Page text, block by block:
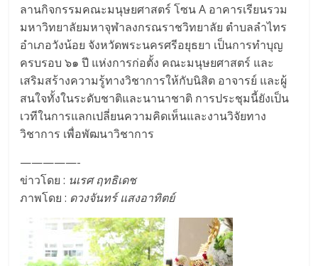
ลานกิจกรรมคณะมนุษยศาสตร์ โซน A อาคารเรียนรวม
มหาวิทยาลัยมหาจุฬาลงกรณราชวิทยาลัย ตำบลลำไทร
อำเภอวังน้อย จังหวัดพระนครศรีอยุธยา เป็นการทำบุญ
ครบรอบ ๖๑ ปี แห่งการก่อตั้ง คณะมนุษยศาสตร์ และ
เสริมสร้างความรู้ทางวิชาการให้กับนิสิต อาจารย์ และผู้
สนใจทั้งในระดับชาติและนานาชาติ การประชุมนี้ยังเป็น
เวทีในการแลกเปลี่ยนความคิดเห็นและงานวิจัยทาง
วิชาการ เพื่อพัฒนาวิชาการ
—————-
ข่าวโดย : นเรศ ฤทธิเดช
ภาพโดย : ดวงจันทร์ แสงอาทิตย์